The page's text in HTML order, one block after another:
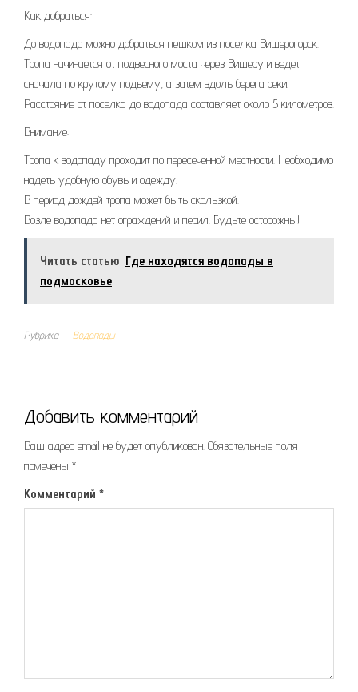
Как добраться:
До водопада можно добраться пешком из поселка Вишерогорск.
Тропа начинается от подвесного моста через Вишеру и ведет
сначала по крутому подъему, а затем вдоль берега реки.
Расстояние от поселка до водопада составляет около 5 километров.
Внимание:
Тропа к водопаду проходит по пересеченной местности. Необходимо
надеть удобную обувь и одежду.
В период дождей тропа может быть скользкой.
Возле водопада нет ограждений и перил. Будьте осторожны!
Читать статью Где находятся водопады в
подмосковье
Рубрика Водопады
Добавить комментарий
Ваш адрес email не будет опубликован. Обязательные поля
помечены *
Комментарий *